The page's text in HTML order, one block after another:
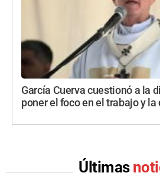
García Cuerva cuestionó a la
poner el foco en el trabajo y la
Últimas